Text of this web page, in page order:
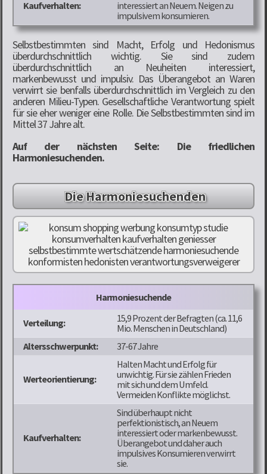
Kaufverhalten:
interessiert an Neuem. Neigen zu
impulsivem konsumieren.
Selbstbestimmten sind Macht, Erfolg und Hedonismus
überdurchschnittlich wichtig. Sie sind zudem
überdurchschnittlich an Neuheiten interessiert,
markenbewusst und impulsiv. Das Überangebot an Waren
verwirrt sie benfalls überdurchschnittlich im Vergleich zu den
anderen Milieu-Typen. Gesellschaftliche Verantwortung spielt
für sie eher weniger eine Rolle. Die Selbstbestimmten sind im
Mittel 37 Jahre alt.
Auf der nächsten Seite: Die friedlichen
Harmoniesuchenden.
Die Harmoniesuchenden
Harmoniesuchende
Verteilung:
15,9 Prozent der Befragten (ca. 11,6
Mio. Menschen in Deutschland)
Altersschwerpunkt:
37-67 Jahre
Werteorientierung:
Halten Macht und Erfolg für
unwichtig. Für sie zählen Frieden
mit sich und dem Umfeld.
Vermeiden Konflikte möglichst.
Kaufverhalten:
Sind überhaupt nicht
perfektionistisch, an Neuem
interessiert oder markenbewusst.
Überangebot und daher auch
impulsives Konsumieren verwirrt
sie.